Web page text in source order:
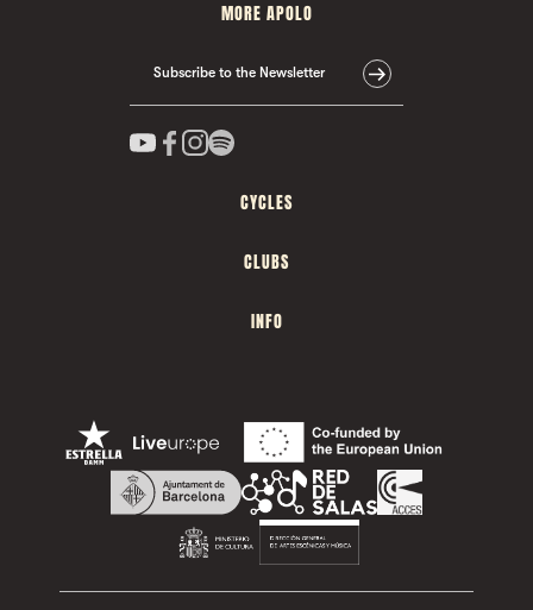
MORE APOLO
Subscribe to the Newsletter
CYCLES
CLUBS
INFO